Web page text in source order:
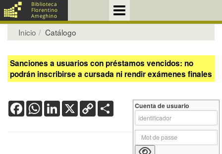
Inicio Catálogo
Sanciones a usuarios con préstamos vencidos: no
podrán inscribirse a cursada ni rendir exámenes finales
FacebookWhatsApp
LinkedIn
X Copy
Link
Cuenta de usuario